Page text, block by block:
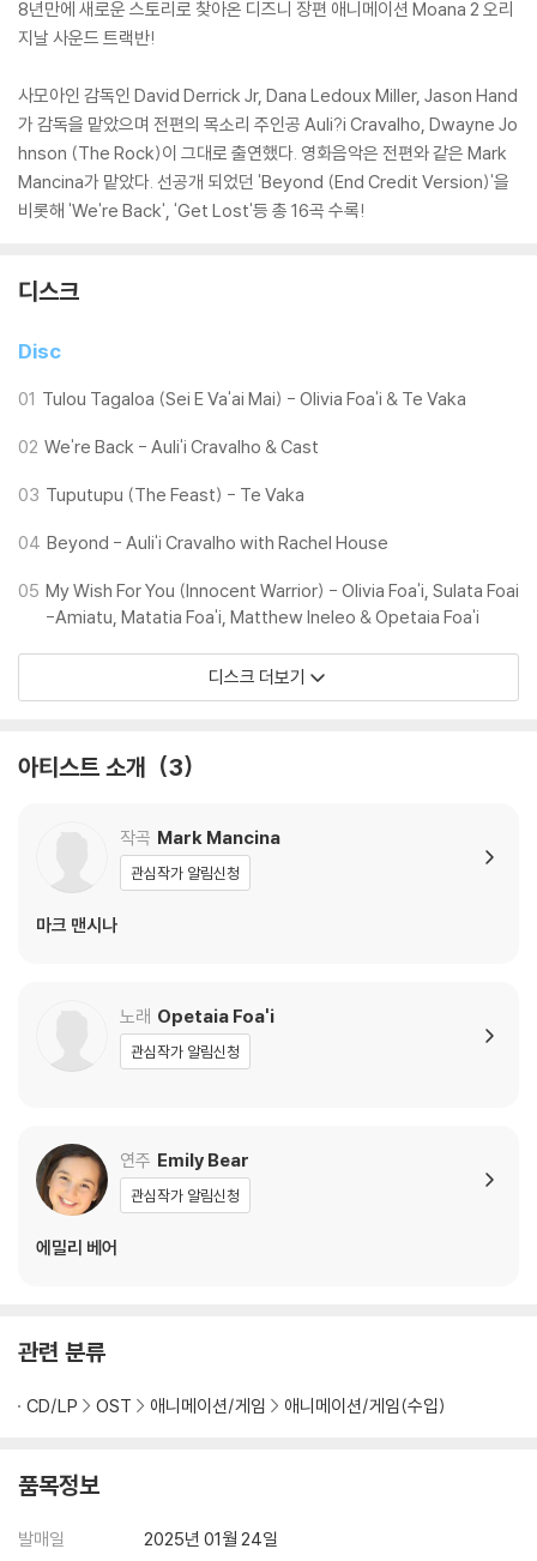
8년만에 새로운 스토리로 찾아온 디즈니 장편 애니메이션 Moana 2 오리
지날 사운드 트랙반!
사모아인 감독인 David Derrick Jr, Dana Ledoux Miller, Jason Hand
가 감독을 맡았으며 전편의 목소리 주인공 Auli?i Cravalho, Dwayne Jo
hnson (The Rock)이 그대로 출연했다. 영화음악은 전편와 같은 Mark
Mancina가 맡았다. 선공개 되었던 'Beyond (End Credit Version)'을
비롯해 'We're Back', 'Get Lost'등 총 16곡 수록!
디스크
Disc
01 Tulou Tagaloa (Sei E Va'ai Mai) - Olivia Foa'i & Te Vaka
02 We're Back - Auli'i Cravalho & Cast
03 Tuputupu (The Feast) - Te Vaka
04 Beyond - Auli'i Cravalho with Rachel House
05 My Wish For You (Innocent Warrior) - Olivia Foa'i, Sulata Foai
-Amiatu, Matatia Foa'i, Matthew Ineleo & Opetaia Foa'i
디스크 더보기
아티스트 소개 3
작곡 Mark Mancina
관심작가 알림신청
마크 맨시나
노래 Opetaia Foa'i
관심작가 알림신청
연주 Emily Bear
관심작가 알림신청
에밀리 베어
관련 분류
CD/LP OST 애니메이션/게임 애니메이션/게임(수입)
품목정보
발매일
2025년 01월 24일